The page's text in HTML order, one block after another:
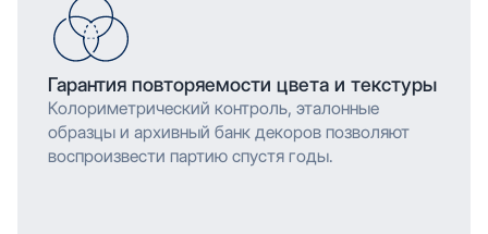
Гарантия повторяемости цвета и текстуры
Колориметрический контроль, эталонные
образцы и архивный банк декоров позволяют
воспроизвести партию спустя годы.